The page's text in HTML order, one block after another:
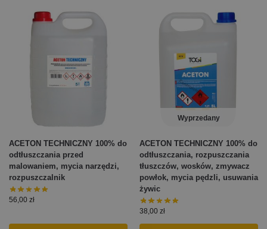
ACETON TECHNICZNY 100% do
odtłuszczania przed
malowaniem, mycia narzędzi,
rozpuszczalnik
56,00 zł
Wyprzedany
ACETON TECHNICZNY 100% do
odtłuszczania, rozpuszczania
tłuszczów, wosków, zmywacz
powłok, mycia pędzli, usuwania
żywic
38,00 zł